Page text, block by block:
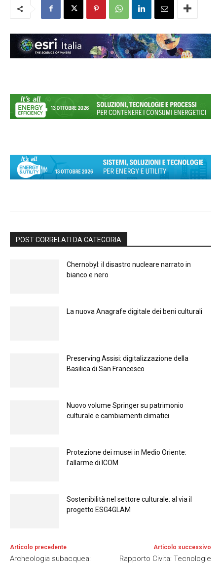
POST CORRELATI DA CATEGORIA
Chernobyl: il disastro nucleare narrato in
bianco e nero
La nuova Anagrafe digitale dei beni culturali
Preserving Assisi: digitalizzazione della
Basilica di San Francesco
Nuovo volume Springer su patrimonio
culturale e cambiamenti climatici
Protezione dei musei in Medio Oriente:
l’allarme di ICOM
Sostenibilità nel settore culturale: al via il
progetto ESG4GLAM
Articolo precedente
Archeologia subacquea:
Articolo successivo
Rapporto Civita: Tecnologie